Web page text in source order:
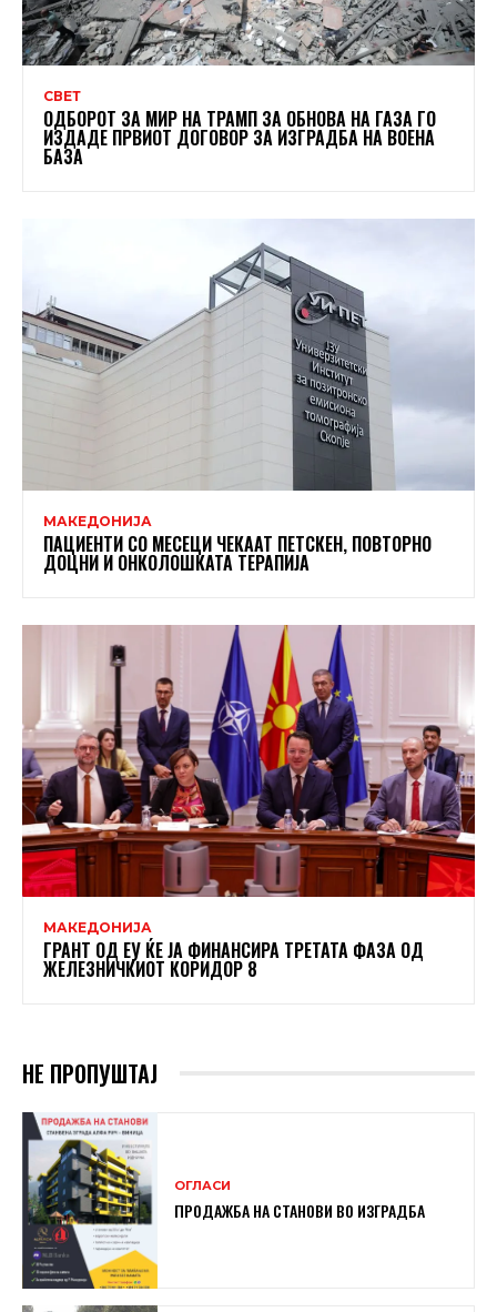
СВЕТ
ОДБОРОТ ЗА МИР НА ТРАМП ЗА ОБНОВА НА ГАЗА ГО
ИЗДАДЕ ПРВИОТ ДОГОВОР ЗА ИЗГРАДБА НА ВОЕНА
БАЗА
МАКЕДОНИЈА
ПАЦИЕНТИ СО МЕСЕЦИ ЧЕКААТ ПЕТСКЕН, ПОВТОРНО
ДОЦНИ И ОНКОЛОШКАТА ТЕРАПИЈА
МАКЕДОНИЈА
ГРАНТ ОД ЕУ ЌЕ ЈА ФИНАНСИРА ТРЕТАТА ФАЗА ОД
ЖЕЛЕЗНИЧКИОТ КОРИДОР 8
НЕ ПРОПУШТАЈ
ОГЛАСИ
ПРОДАЖБА НА СТАНОВИ ВО ИЗГРАДБА